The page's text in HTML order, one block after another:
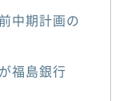
中期計画の
福島銀行